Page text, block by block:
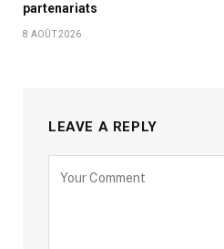
partenariats
8 AOÛT 2026
LEAVE A REPLY